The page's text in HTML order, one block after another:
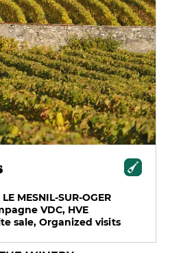
LE MESNIL-SUR-OGER
VDC, HVE
sale, Organized visits